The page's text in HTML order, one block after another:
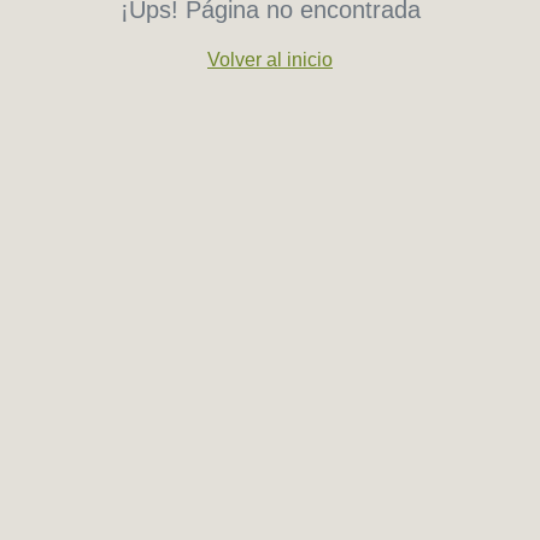
¡Ups! Página no encontrada
Volver al inicio